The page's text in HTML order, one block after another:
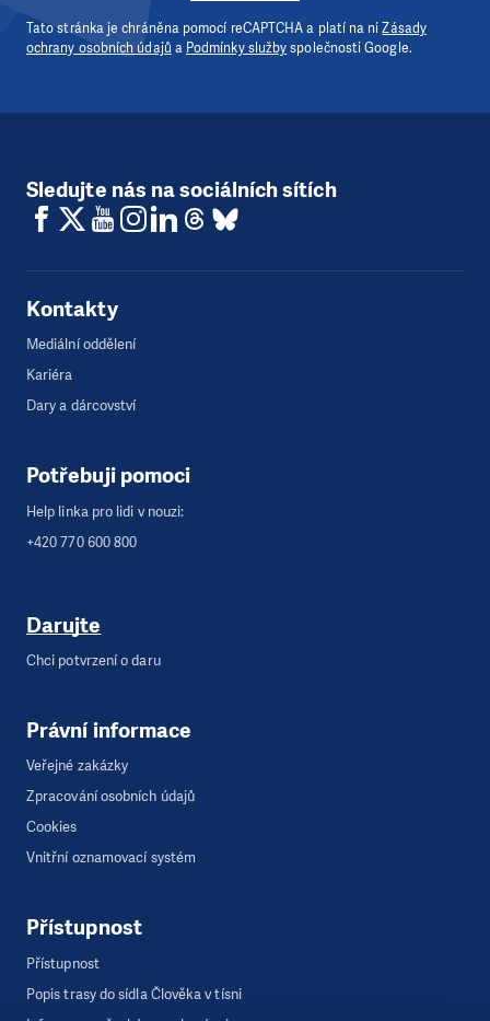
Tato stránka je chráněna pomocí reCAPTCHA a platí na niZásady
ochrany osobních údajů a Podmínky službyspolečnosti Google.
Sledujte nás na sociálních sítích
Kontakty
Mediální oddělení
Kariéra
Dary a dárcovství
Potřebuji pomoci
Help linka pro lidi v nouzi:
+420 770 600 800
Darujte
Chci potvrzení o daru
Právní informace
Veřejné zakázky
Zpracování osobních údajů
Cookies
Vnitřní oznamovací systém
Přístupnost
Přístupnost
Popis trasy do sídla Člověka v tísni